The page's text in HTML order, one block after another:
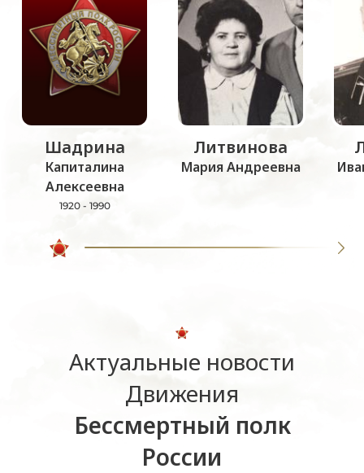
Шадрина
Капиталина
Алексеевна
1920 - 1990
Литвинова
Мария Андреевна
Актуальные новости
Движения
Бессмертный полк
России